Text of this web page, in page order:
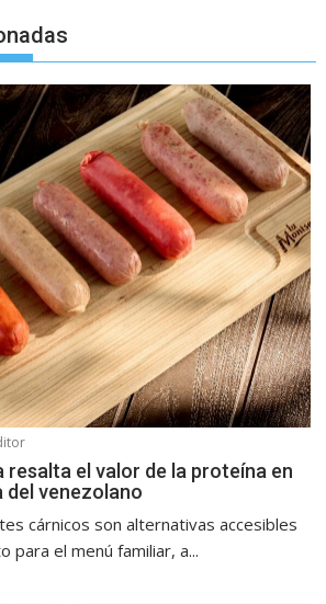
el valor de la proteína en
del venezolano
cárnicos son alternativas accesibles
para el menú familiar, a...